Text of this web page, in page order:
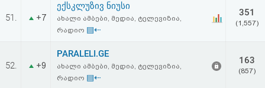
51. +7
ექსკლუზივ ნიუსი
ახალი ამბები, მედია, ტელევიზია,
რადიო ▤⇠
351
(1,557)
52. +9
PARALELI.GE
ახალი ამბები, მედია, ტელევიზია,
რადიო ▤⇠
163
(857)